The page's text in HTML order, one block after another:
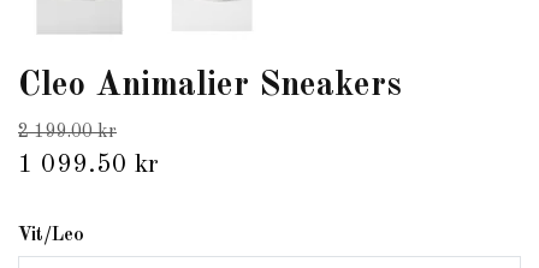
Cleo Animalier Sneakers
2 199.00 kr
1 099.50 kr
Vit/Leo